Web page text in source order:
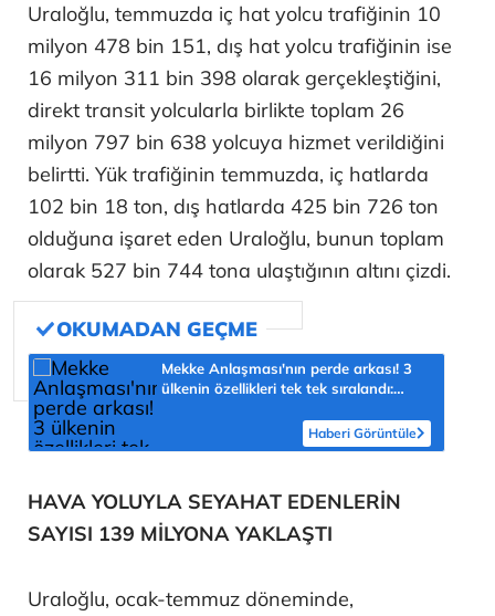
Uraloğlu, temmuzda iç hat yolcu trafiğinin 10
milyon 478 bin 151, dış hat yolcu trafiğinin ise
16 milyon 311 bin 398 olarak gerçekleştiğini,
direkt transit yolcularla birlikte toplam 26
milyon 797 bin 638 yolcuya hizmet verildiğini
belirtti. Yük trafiğinin temmuzda, iç hatlarda
102 bin 18 ton, dış hatlarda 425 bin 726 ton
olduğuna işaret eden Uraloğlu, bunun toplam
olarak 527 bin 744 tona ulaştığının altını çizdi.
Mekke Anlaşması'nın perde arkası! 3
ülkenin özellikleri tek tek sıralandı:
Haberi Görüntüle
HAVA YOLUYLA SEYAHAT EDENLERİN
SAYISI 139 MİLYONA YAKLAŞTI
Uraloğlu, ocak-temmuz döneminde,